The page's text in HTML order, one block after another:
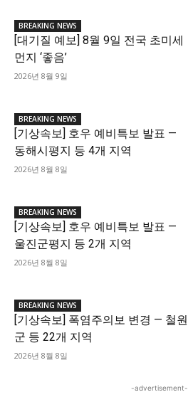
BREAKING NEWS
[대기질 예보] 8월 9일 전국 초미세
먼지 ‘좋음’
2026년 8월 9일
BREAKING NEWS
[기상속보] 호우 예비특보 발표 —
동해시평지 등 4개 지역
2026년 8월 8일
BREAKING NEWS
[기상속보] 호우 예비특보 발표 —
울진군평지 등 2개 지역
2026년 8월 8일
BREAKING NEWS
[기상속보] 폭염주의보 변경 — 철원
군 등 22개 지역
2026년 8월 8일
-advertisement-